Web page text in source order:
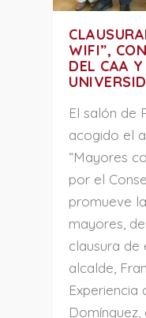
WIFI”,
DEL CAA
El salón de
acogido el
“Mayores
por el
promueve
mayores,
clausura de
alcalde,
Experiencia